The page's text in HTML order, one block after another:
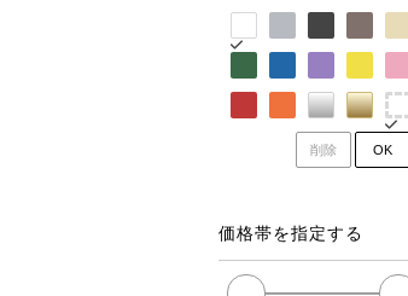
削除 OK
価格帯を指定する